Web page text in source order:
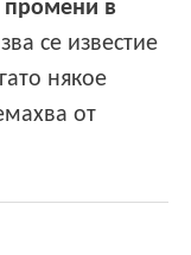
промени в
се известие
някое
от